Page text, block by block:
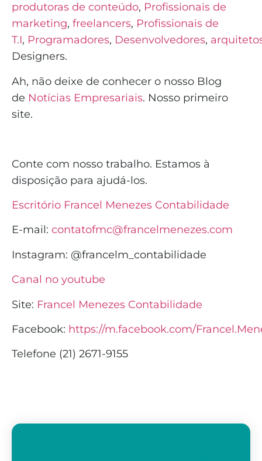
produtoras de conteúdo, Profissionais de
marketing, freelancers, Profissionais de
T.I, Programadores, Desenvolvedores,
Designers.
Ah, não deixe de conhecer o nosso Blog
de Notícias Empresariais. Nosso primeiro
site.
Conte com nosso trabalho. Estamos à
disposição para ajudá-los.
Escritório Francel Menezes Contabilidade
E-mail: contatofmc@francelmenezes.com
Instagram: @francelm_contabilidade
Canal no youtube
Site: Francel Menezes Contabilidade
Facebook: https://m.facebook.com/
Telefone (21) 2671-9155